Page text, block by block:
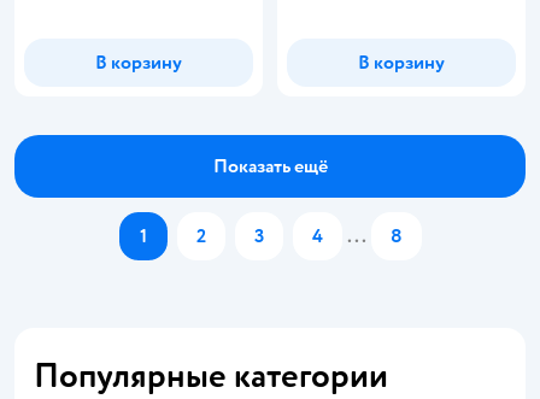
В корзину В корзину
Показать ещё
1 2 3 4 ... 8
Популярные категории